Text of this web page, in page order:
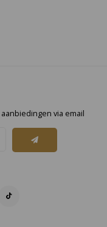
via email